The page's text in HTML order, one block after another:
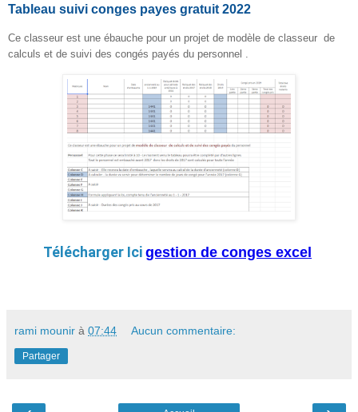
Tableau suivi conges payes gratuit 2022
Ce classeur est une ébauche pour un projet de modèle de classeur  de
calculs et de suivi des congés payés du personnel .
Télécharger Ici gestion de conges excel
rami mounir à 07:44 Aucun commentaire:
Partager